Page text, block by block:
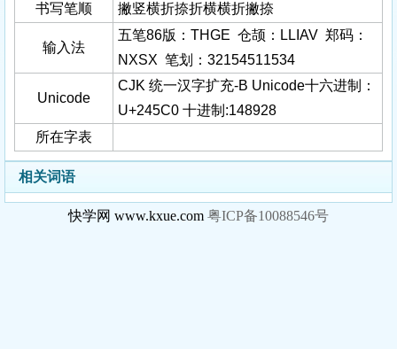
书写笔顺 撇竖横折捺折横横折撇捺
输入法
五笔86版：THGE 仓颉：LLIAV 郑码：
NXSX 笔划：32154511534
Unicode
CJK 统一汉字扩充-B Unicode十六进制：
U+245C0 十进制:148928
所在字表
相关词语
快学网 www.kxue.com 粤ICP备10088546号